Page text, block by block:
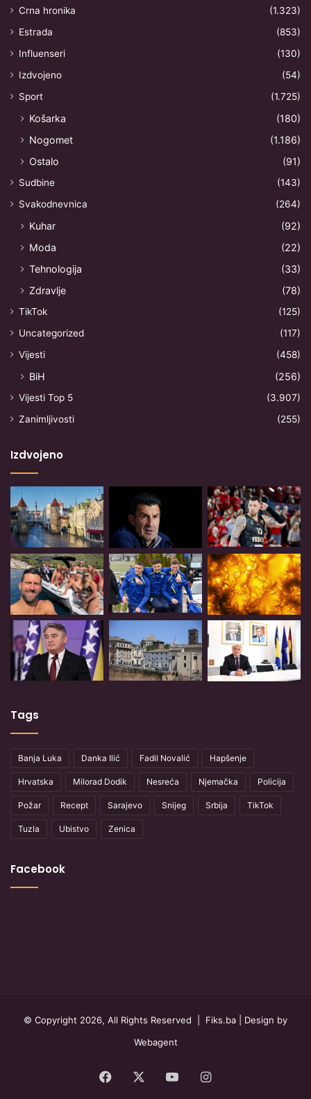
Crna hronika
(1.323)
Estrada
(853)
Influenseri
(130)
Izdvojeno
(54)
Sport
(1.725)
Košarka
(180)
Nogomet
(1.186)
Ostalo
(91)
Sudbine
(143)
Svakodnevnica
(264)
Kuhar
(92)
Moda
(22)
Tehnologija
(33)
Zdravlje
(78)
TikTok
(125)
Uncategorized
(117)
Vijesti
(458)
BiH (256)
Vijesti Top 5
(3.907)
Zanimljivosti
(255)
Izdvojeno
Tags
Banja Luka Danka Ilić Fadil Novalić Hapšenje
Hrvatska Milorad Dodik Nesreća Njemačka Policija
Požar Recept Sarajevo Snijeg Srbija TikTok
Tuzla Ubistvo Zenica
Facebook
© Copyright 2026, All Rights Reserved | Fiks.ba | Design by
Webagent
Facebook YouTubeInstagram